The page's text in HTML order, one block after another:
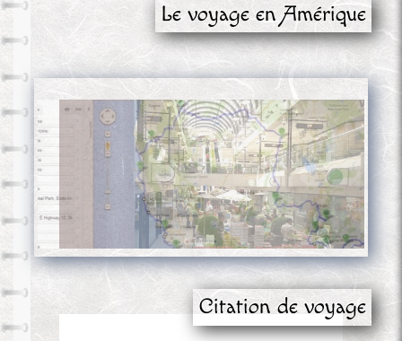
Le voyage en Amérique
Citation de voyage